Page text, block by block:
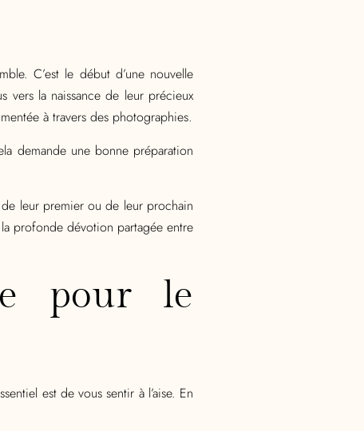
C’est le début d’une nouvelle
vers la naissance de leur précieux
à travers des photographies.
demande une bonne préparation
leur premier ou de leur prochain
profonde dévotion partagée entre
pour le
est de vous sentir à l’aise. En